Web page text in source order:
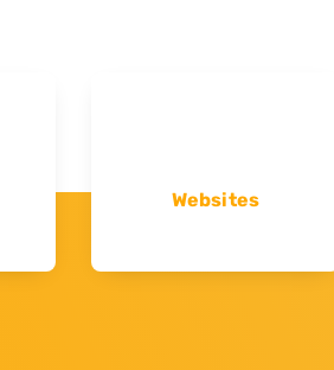
Websites